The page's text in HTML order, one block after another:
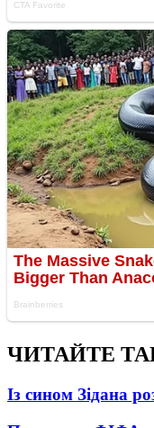
ЧИТАЙТЕ
Із сином Зідана